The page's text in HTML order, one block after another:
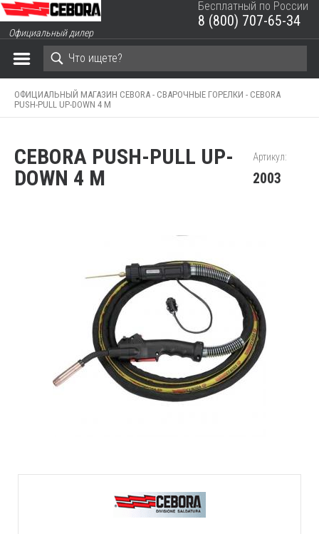
Официальный дилер
Бесплатный по России
8 (800) 707-65-34
ОФИЦИАЛЬНЫЙ МАГАЗИН CEBORA - СВАРОЧНЫЕ ГОРЕЛКИ - CEBORA
PUSH-PULL UP-DOWN 4 M
CEBORA PUSH-PULL UP-
DOWN 4 M
Артикул:
2003
ЗАКРЫТЬ КОРЗИНУ